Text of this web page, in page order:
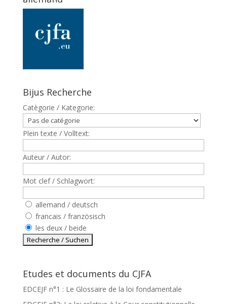
Bijus Recherche
Catègorie / Kategorie:
Plein texte / Volltext:
Auteur / Autor:
Mot clef / Schlagwort:
allemand / deutsch
francais / französisch
les deux / beide
Etudes et documents du CJFA
EDCEJF n°1 : Le Glossaire de la loi fondamentale